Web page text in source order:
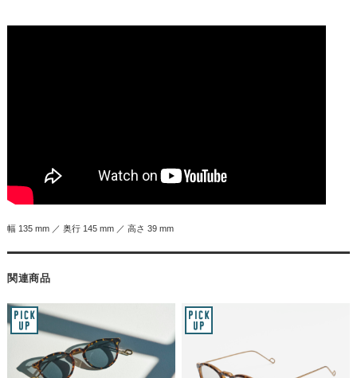
幅 135 mm ／ 奥行 145 mm ／ 高さ 39 mm
関連商品